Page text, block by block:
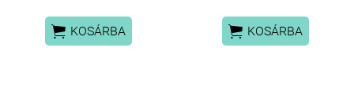
 KOSÁRBA  KOSÁRBA